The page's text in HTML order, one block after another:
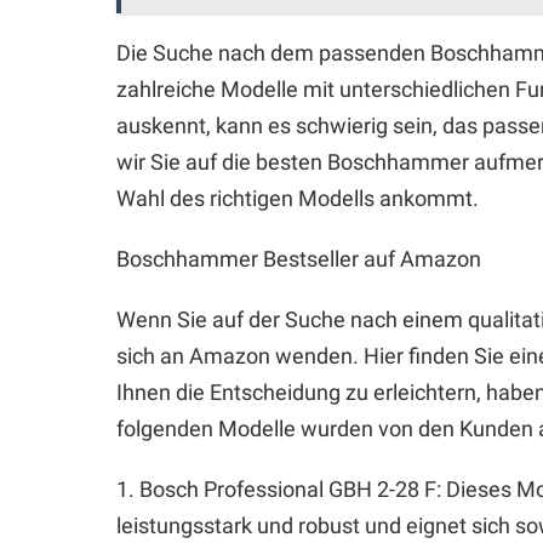
Die Suche nach dem passenden
zahlreiche Modelle mit unterschiedlichen
auskennt, kann es schwierig sein, das
wir Sie auf die besten Boschhammer
Wahl des richtigen Modells ankommt.
Boschhammer Bestseller auf Amazon
Wenn Sie auf der Suche nach einem
sich an Amazon wenden. Hier finden Sie
Ihnen die Entscheidung zu erleichtern,
folgenden Modelle wurden von den
1. Bosch Professional GBH 2-28 F: Dieses
leistungsstark und robust und eignet sich